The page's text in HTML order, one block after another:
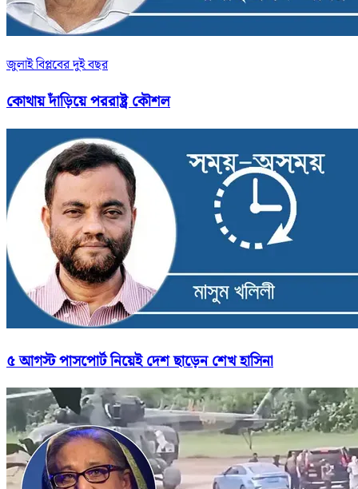
জুলাই বিপ্লবের দুই বছর
কোথায় দাঁড়িয়ে পররাষ্ট্র কৌশল
৫ আগস্ট পাসপোর্ট নিয়েই দেশ ছাড়েন শেখ হাসিনা